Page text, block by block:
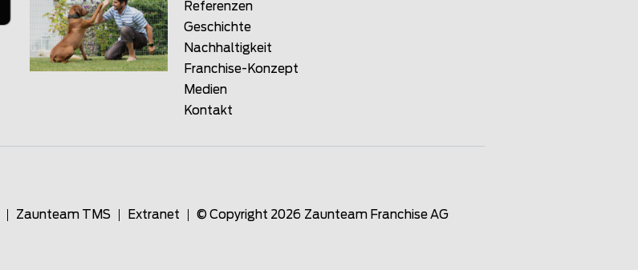
Referenzen
Geschichte
Nachhaltigkeit
Franchise-Konzept
Medien
Kontakt
Zaunteam TMS Extranet © Copyright 2026 Zaunteam Franchise AG